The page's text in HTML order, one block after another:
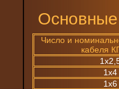
Основные
Число и
кабеля
1х4
1х6